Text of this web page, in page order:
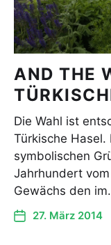
AND THE
Die Wahl ist
Türkische
symbolischen
Jahrhundert
Gewächs den
27. März 2014